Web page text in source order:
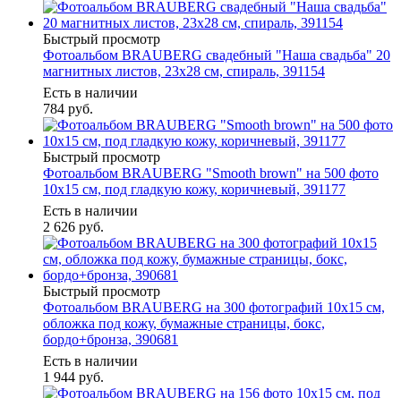
Быстрый просмотр
Фотоальбом BRAUBERG свадебный "Наша свадьба" 20
магнитных листов, 23х28 см, спираль, 391154
Есть в наличии
784 руб.
Быстрый просмотр
Фотоальбом BRAUBERG "Smooth brown" на 500 фото
10х15 см, под гладкую кожу, коричневый, 391177
Есть в наличии
2 626 руб.
Быстрый просмотр
Фотоальбом BRAUBERG на 300 фотографий 10х15 см,
обложка под кожу, бумажные страницы, бокс,
бордо+бронза, 390681
Есть в наличии
1 944 руб.